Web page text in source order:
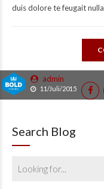
admin
11/Juli/2015
duis dolore te feugait nulla
Search Blog